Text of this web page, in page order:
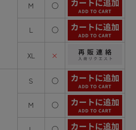
M ○
L ○
XL ×
S ○
M ○